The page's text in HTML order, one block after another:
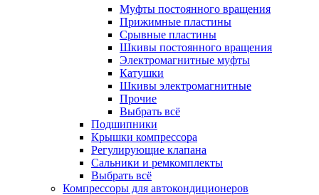
Муфты постоянного вращения
Прижимные пластины
Срывные пластины
Шкивы постоянного вращения
Электромагнитные муфты
Катушки
Шкивы электромагнитные
Прочие
Выбрать всё
Подшипники
Крышки компрессора
Регулирующие клапана
Сальники и ремкомплекты
Выбрать всё
Компрессоры для автокондиционеров